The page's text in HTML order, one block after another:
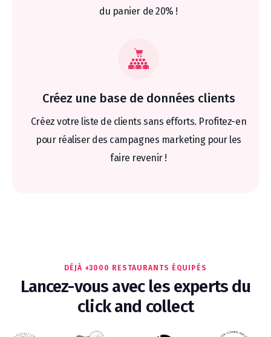
du panier de 20% !
Créez une base de données clients
Créez votre liste de clients sans efforts. Profitez-en
pour réaliser des campagnes marketing pour les
faire revenir !
DÉJÀ +3000 RESTAURANTS ÉQUIPÉS
Lancez-vous avec les experts du
click and collect